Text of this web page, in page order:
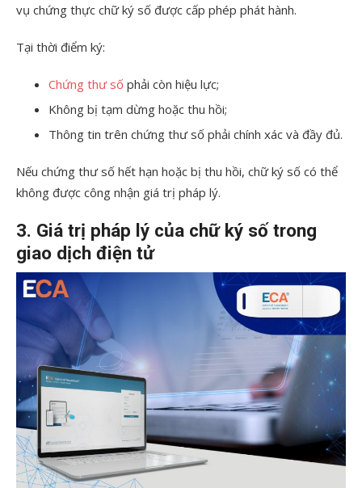
vụ chứng thực chữ ký số được cấp phép phát hành.
Tại thời điểm ký:
Chứng thư số phải còn hiệu lực;
Không bị tạm dừng hoặc thu hồi;
Thông tin trên chứng thư số phải chính xác và đầy đủ.
Nếu chứng thư số hết hạn hoặc bị thu hồi, chữ ký số có thể
không được công nhận giá trị pháp lý.
3. Giá trị pháp lý của chữ ký số trong
giao dịch điện tử